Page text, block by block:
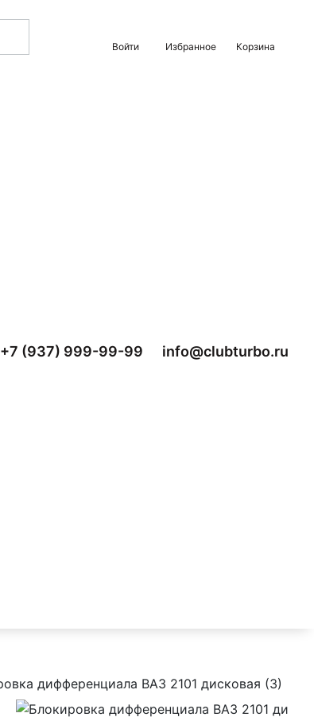
Войти Избранное Корзина
+7 (937) 999-99-99 info@clubturbo.ru